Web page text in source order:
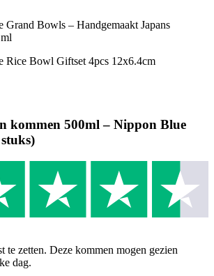
kommen 500ml – Nippon Blue
te zetten. Deze kommen mogen gezien
dag.